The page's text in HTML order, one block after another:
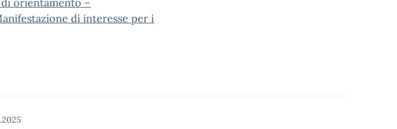
di interesse per i